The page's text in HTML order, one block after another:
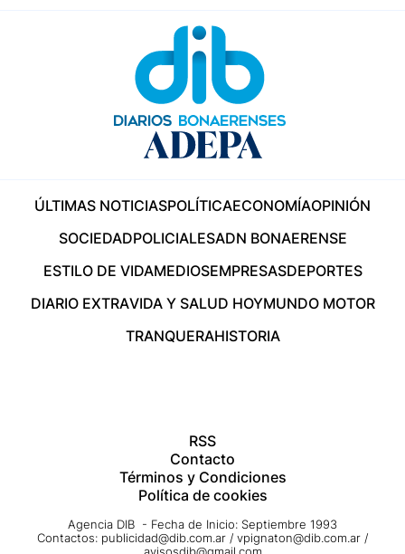
ÚLTIMAS NOTICIASPOLÍTICAECONOMÍAOPINIÓN
SOCIEDADPOLICIALESADN BONAERENSE
ESTILO DE VIDAMEDIOSEMPRESASDEPORTES
DIARIO EXTRAVIDA Y SALUD HOYMUNDO MOTOR
TRANQUERAHISTORIA
RSS
Contacto
Términos y Condiciones
Política de cookies
Agencia DIB - Fecha de Inicio: Septiembre 1993
Contactos: publicidad@dib.com.ar / vpignaton@dib.com.ar /